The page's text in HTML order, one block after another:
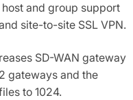
and group support
site-to-site SSL VPN.
SD-WAN gateway
gateways and the
to 1024.